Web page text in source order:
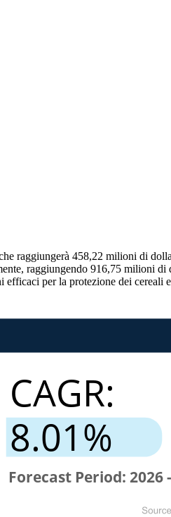
raggiungerà 458,22 milioni di
raggiungendo 916,75 milioni di
per la protezione dei cereali